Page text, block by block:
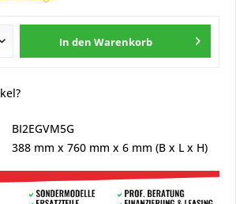
In den Warenkorb
BI2EGVM5G
388 mm x 760 mm x 6 mm (B x L x H)